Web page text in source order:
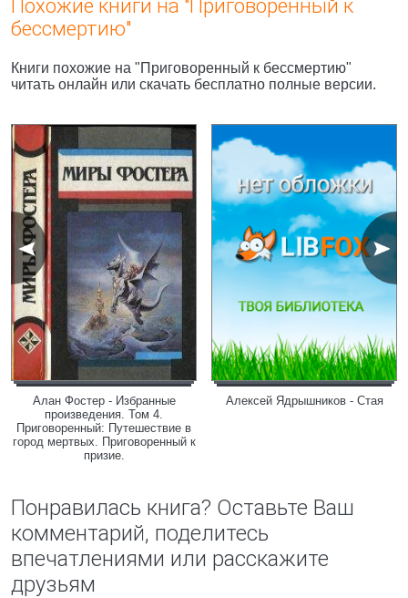
Похожие книги на "Приговоренный к
бессмертию"
Книги похожие на "Приговоренный к бессмертию"
читать онлайн или скачать бесплатно полные версии.
Алан Фостер - Избранные
произведения. Том 4.
Приговоренный: Путешествие в
город мертвых. Приговоренный к
призие.
Алексей Ядрышников - Стая
Понравилась книга? Оставьте Ваш
комментарий, поделитесь
впечатлениями или расскажите
друзьям